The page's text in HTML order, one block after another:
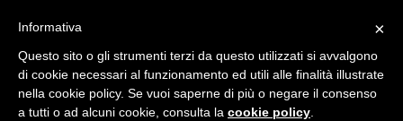
×
Informativa
Questo sito o gli strumenti terzi da questo utilizzati si avvalgono
di cookie necessari al funzionamento ed utili alle finalità illustrate
nella cookie policy. Se vuoi saperne di più o negare il consenso
a tutti o ad alcuni cookie, consulta la cookie policy